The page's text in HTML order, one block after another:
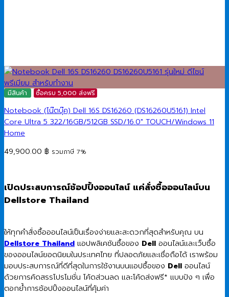
มีสินค้า ซื้อครบ 5,000 ส่งฟรี
Notebook (โน๊ตบุ๊ค) Dell 16S DS16260 (DS16260U5161) Intel
Core Ultra 5 322/16GB/512GB SSD/16.0″ TOUCH/Windows 11
Home
49,900.00 ฿ รวมภาษี 7%
เปิดประสบการณ์ช้อปปิ้งออนไลน์ แค่สั่งซื้อออนไลน์บน
Dellstore Thailand
ให้ทุกคำสั่งซื้อออนไลน์เป็นเรื่องง่ายและสะดวกที่สุดสำหรับคุณ บน
Dellstore Thailand แอปพลิเคชันซื้อของ Dell ออนไลน์และเว็บซื้อ
ของออนไลน์ยอดนิยมในประเทศไทย ที่ปลอดภัยและเชื่อถือได้ เราพร้อม
มอบประสบการณ์ที่ดีที่สุดในการใช้งานบนแอปซื้อของ Dell ออนไลน์
ด้วยการคัดสรรโปรโมชั่น โค้ดส่วนลด และโค้ดส่งฟรี* แบบปัง ๆ เพื่อ
ตอกย้ำการช้อปปิ้งออนไลน์ที่คุ้มค่า